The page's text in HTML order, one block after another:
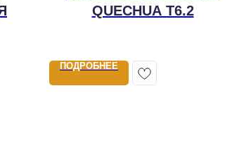
QUECHUA T6.2
ПОДРОБНЕЕ